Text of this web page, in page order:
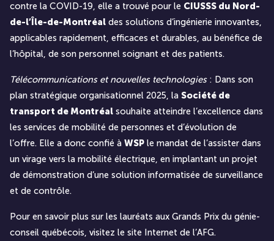
contre la COVID-19, elle a trouvé pour le CIUSSS du Nord-
de-l’Île-de-Montréal des solutions d’ingénierie innovantes,
applicables rapidement, efficaces et durables, au bénéfice de
l’hôpital, de son personnel soignant et des patients.
Télécommunications et nouvelles technologies: Dans son
plan stratégique organisationnel 2025, la Société de
transport de Montréal souhaite atteindre l’excellence dans
les services de mobilité de personnes et d’évolution de
l’offre. Elle a donc confié à WSP le mandat de l’assister dans
un virage vers la mobilité électrique, en implantant un projet
de démonstration d’une solution informatisée de surveillance
et de contrôle.
Pour en savoir plus sur les lauréats aux Grands Prix du génie-
conseil québécois, visitez le site Internet de l’AFG.